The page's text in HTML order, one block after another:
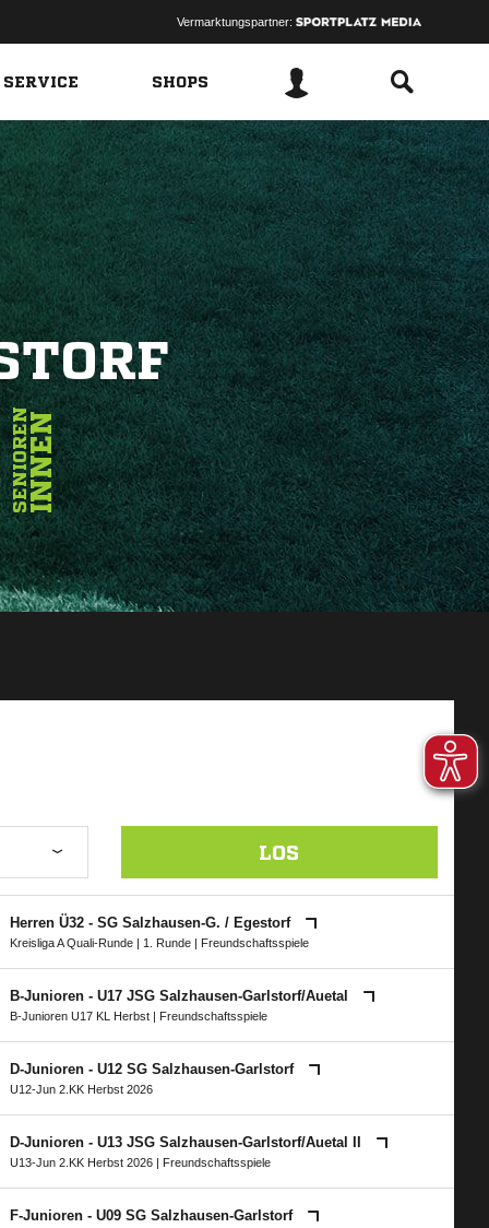
Vermarktungspartner:
SHOPS
SENIORENINNEN
LOS
Herren Ü32 - SG Salzhausen-G. /​ Egestorf
Kreisliga A Quali-Runde | 1. Runde | Freundschaftsspiele
B-Junioren - U17 JSG Salzhausen-Garlstorf/​Auetal
B-Junioren U17 KL Herbst | Freundschaftsspiele
D-Junioren - U12 SG Salzhausen-Garlstorf
U12-Jun 2.KK Herbst 2026
D-Junioren - U13 JSG Salzhausen-Garlstorf/​Auetal II
U13-Jun 2.KK Herbst 2026 | Freundschaftsspiele
F-Junioren - U09 SG Salzhausen-Garlstorf